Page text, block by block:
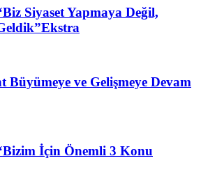
Siyaset Yapmaya Değil,
Ekstra
Büyümeye ve Gelişmeye Devam
İçin Önemli 3 Konu